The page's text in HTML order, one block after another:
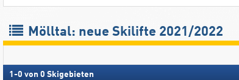
Mölltal: neue Skilifte 2021/2022
1 -0 von 0 Skigebieten